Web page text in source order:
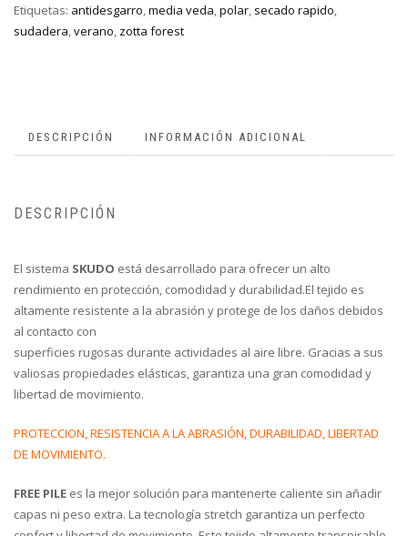
Etiquetas: antidesgarro,media veda,polar, secado rapido,
sudadera,verano, zotta forest
DESCRIPCIÓN INFORMACIÓN ADICIONAL
DESCRIPCIÓN
El sistema SKUDO está desarrollado para ofrecer un alto
rendimiento en protección, comodidad y durabilidad.El tejido es
altamente resistente a la abrasión y protege de los daños debidos
al contacto con
superficies rugosas durante actividades al aire libre. Gracias a sus
valiosas propiedades elásticas, garantiza una gran comodidad y
libertad de movimiento.
PROTECCION, RESISTENCIA A LA ABRASIÓN, DURABILIDAD, LIBERTAD
DE MOVIMIENTO.
FREE PILE es la mejor solución para mantenerte caliente sin añadir
capas ni peso extra. La tecnología stretch garantiza un perfecto